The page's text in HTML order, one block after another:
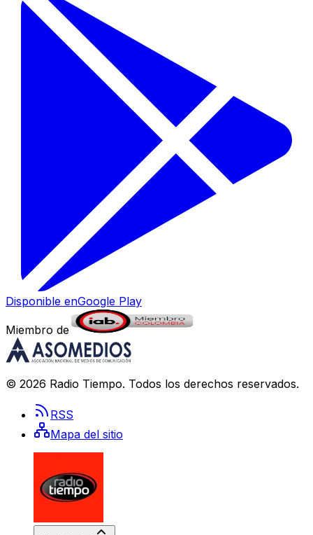
Disponible enGoogle Play
Miembro de
© 2026 Radio Tiempo. Todos los derechos reservados.
RSS
Mapa del sitio